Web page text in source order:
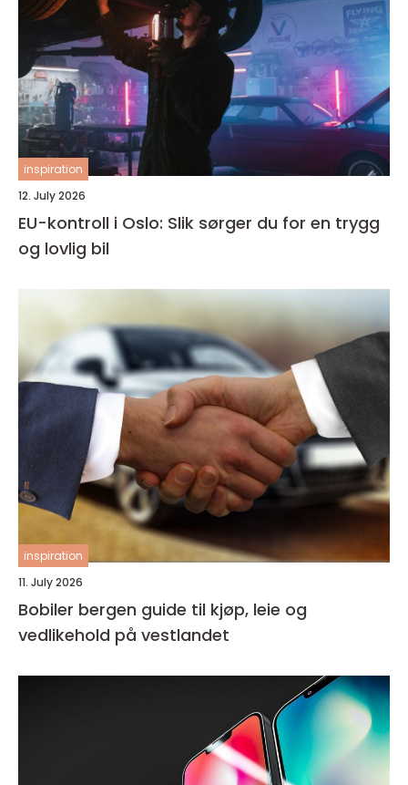
inspiration
12. July 2026
EU-kontroll i Oslo: Slik sørger du for en trygg
og lovlig bil
inspiration
11. July 2026
Bobiler bergen guide til kjøp, leie og
vedlikehold på vestlandet